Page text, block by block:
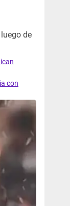
de
con